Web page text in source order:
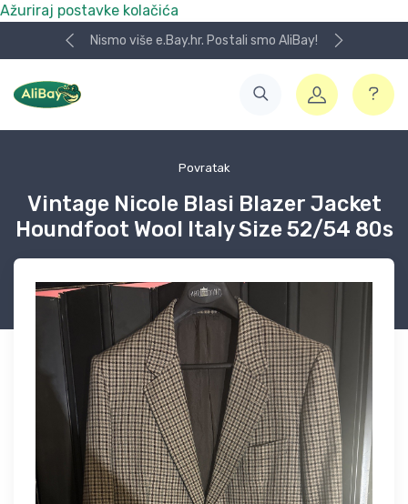
Ažuriraj postavke kolačića
Nismo više e.Bay.hr. Postali smo AliBay!
Povratak
Vintage Nicole Blasi Blazer Jacket
Houndfoot Wool Italy Size 52/54 80s